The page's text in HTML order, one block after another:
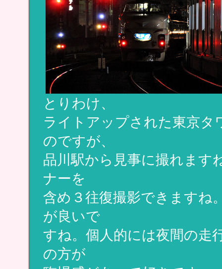
とりわけ、
ライトアップされた東京タ
のですが、
品川駅から見事に撮れます
ナーを
含め３往復撮影できますね
が良いで
すね。個人的には夜間の走
の方が